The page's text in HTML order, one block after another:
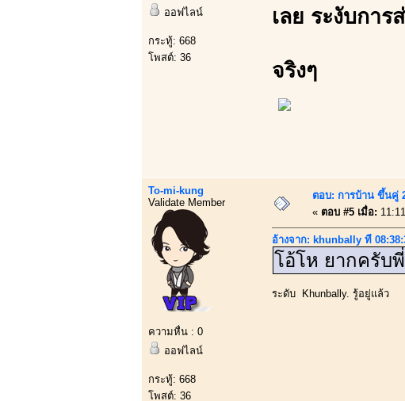
ออฟไลน์
กระทู้: 668
โพสต์: 36
เลย ระงับกา
จริงๆ
To-mi-kung
Validate Member
ความหื่น : 0
ออฟไลน์
กระทู้: 668
โพสต์: 36
ตอบ: การบ้าน ขึ้นคู่
« ตอบ #5 เมื่อ:
อ้างจาก: khunbally ที่
โอ้โห ยากครับ
ระดับ Khunbally. รู้อยู่แล้ว